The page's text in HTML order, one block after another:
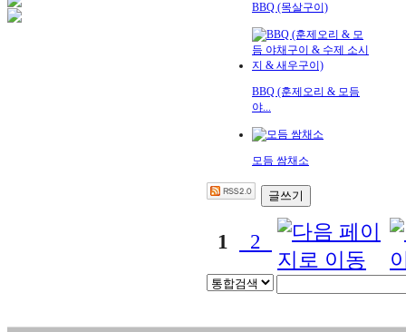
BBQ (목살구이)
BBQ (훈제오리 & 모듬
야...
모듬 쌈채소
글쓰기
1 2